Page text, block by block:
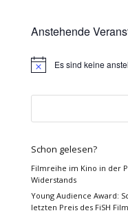
Anstehende
HinweisEs sind keine
Schon gelesen?
Filmreihe im Kino in der
Widerstands
Young Audience Award:
letzten Preis des FiSH